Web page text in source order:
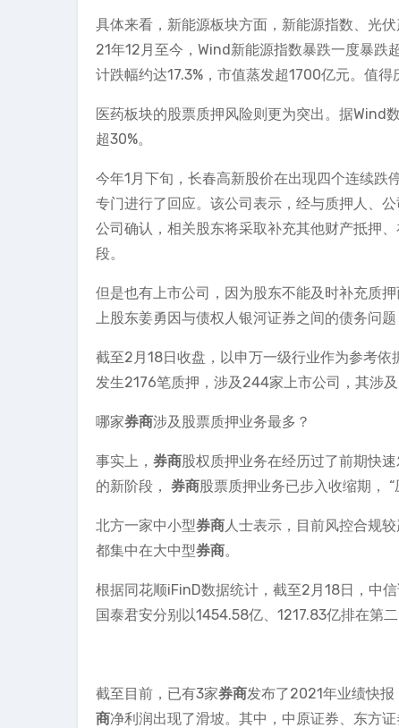
具体来看，新能源板块方面，新能源指数、光
21年12月至今，Wind新能源指数暴跌一度暴跌
计跌幅约达17.3%，市值蒸发超1700亿元。值
医药板块的股票质押风险则更为突出。据Wind
超30%。
今年1月下旬，长春高新股价在出现四个连续跌
专门进行了回应。该公司表示，经与质押人、
公司确认，相关股东将采取补充其他财产抵押
段。
但是也有上市公司，因为股东不能及时补充质
上股东姜勇因与债权人银河证券之间的债务问
截至2月18日收盘，以申万一级行业作为参考
发生2176笔质押，涉及244家上市公司，其涉
哪家券商涉及股票质押业务最多？
事实上， 券商股权质押业务在经历过了前期快
的新阶段， 券商股票质押业务已步入收缩期， “
北方一家中小型券商人士表示，目前风控合规
都集中在大中型券商。
根据同花顺iFinD数据统计，截至2月18日，中
国泰君安分别以1454.58亿、1217.83亿排在第二
截至目前，已有3家券商发布了2021年业绩快报
商净利润出现了滑坡。其中，中原证券、东方